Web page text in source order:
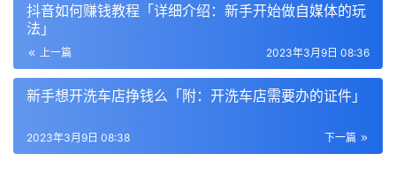
抖音如何赚钱教程「详细介绍：新手开始做自媒体的玩
法」
上一篇 2023年3月9日 08:36
新手想开洗车店挣钱么「附：开洗车店需要办的证件」
下一篇
2023年3月9日 08:38